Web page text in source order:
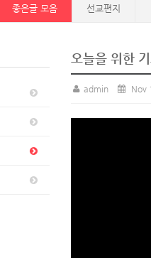
좋은글 모음 선교편지
오늘을 위한
admin Nov